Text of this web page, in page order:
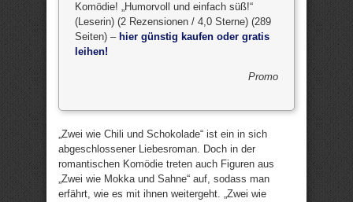
Komödie! „Humorvoll und einfach süß!“
(Leserin) (2 Rezensionen / 4,0 Sterne) (289
Seiten) – hier günstig kaufen oder gratis
leihen!
Promo
„Zwei wie Chili und Schokolade“ ist ein in sich
abgeschlossener Liebesroman. Doch in der
romantischen Komödie treten auch Figuren aus
„Zwei wie Mokka und Sahne“ auf, sodass man
erfährt, wie es mit ihnen weitergeht. „Zwei wie